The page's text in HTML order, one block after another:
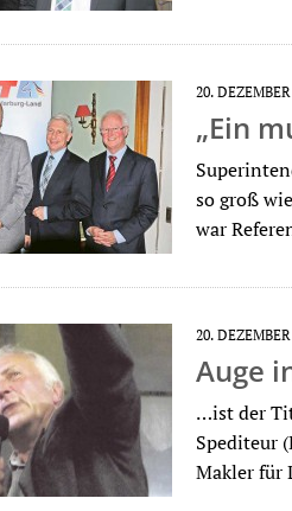
20.
„Ein
so groß
war
20.
Auge
…ist der
Spediteur
Makler